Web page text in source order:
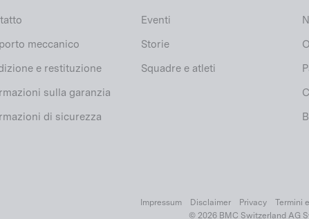
meccanico
e restituzione
sulla garanzia
di sicurezza
Eventi
Storie
Squadre e atleti
Impressum Disclaimer Privacy Termini
© 2026 BMC Switzerland AG